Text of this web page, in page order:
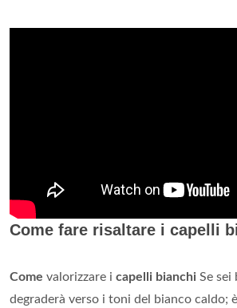
Come fare risaltare i capelli
Come valorizzare i capelli bianchi Se sei
degraderà verso i toni del bianco caldo;